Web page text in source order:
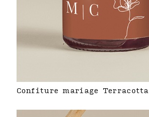
Confiture mariage Terracotta